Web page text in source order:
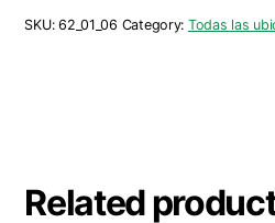
SKU:62_01_06 Category: Todas las
Related